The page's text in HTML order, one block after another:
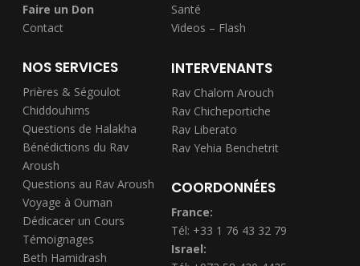
Faire un Don
Contact
Santé
Videos – Flash
NOS SERVICES
Prières & Ségoulot
Chiddouhims
Questions de Halakha
Bénédictions du Rav
Aroush
Questions au Rav Aroush
Voyage à Ouman
Dédicacer un Cours
Témoignages
Beth Hamidrash
INTERVENANTS
Rav Chalom Arouch
Rav Chicheportiche
Rav Liberato
Rav Yehia Benchetrit
COORDONNÉES
France:
Tél: +33 1 76 43 32 79
Israel: